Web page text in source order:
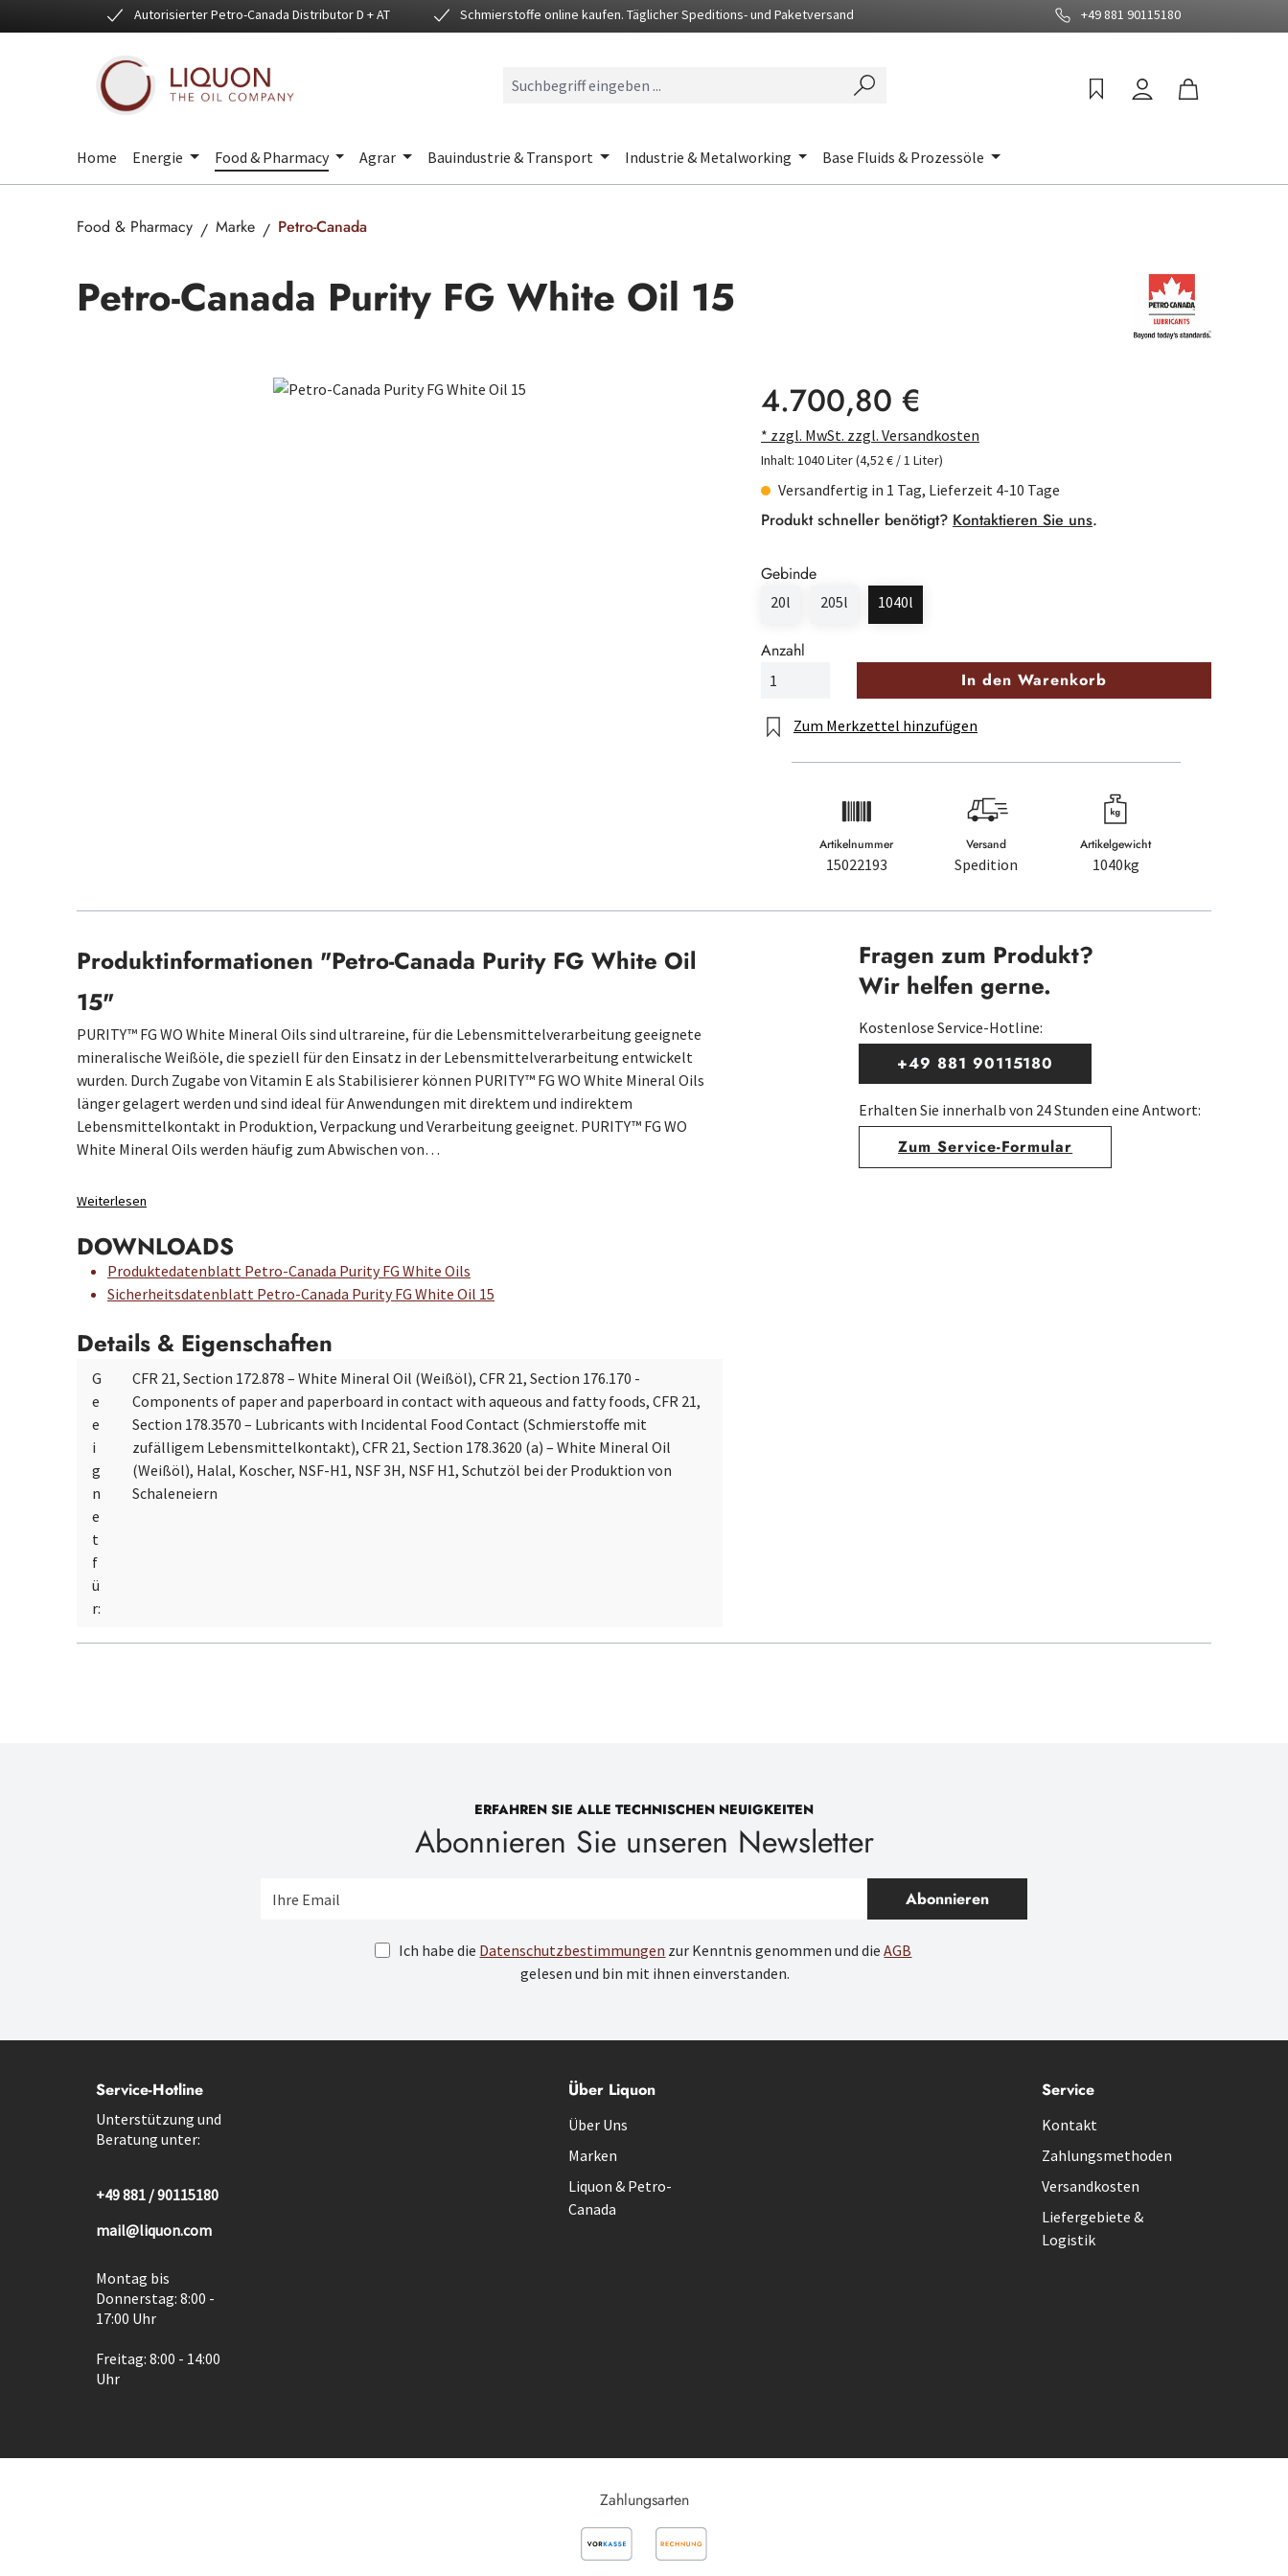
Hauptinhalt springen
Zur Suche springen
Zur Hauptnavigation springenAutorisierter Petro-Canada Distributor D + AT Schmierstoffe online kaufen. Täglicher Speditions- und Paketversand +49 881 90115180
Home Energie Food & Pharmacy Agrar Bauindustrie & Transport Industrie & Metalworking Base Fluids & Prozessöle
Food & Pharmacy Marke Petro-Canada
Petro-Canada Purity FG White Oil 15
Regulärer Preis:
4.700,80 €
* zzgl. MwSt. zzgl. Versandkosten
Inhalt: 1040 Liter(4,52 € / 1 Liter)
Versandfertig in 1 Tag, Lieferzeit 4-10 Tage
Produkt schneller benötigt? Kontaktieren Sie uns.
Gebinde
20l 205l 1040l
Anzahl
In den Warenkorb
Zum Merkzettel hinzufügen
Artikelnummer
15022193
Versand
Spedition
Artikelgewicht
1040kg
Produktinformationen "Petro-Canada Purity FG White Oil
15"
PURITY™ FG WO White Mineral Oils sind ultrareine, für die Lebensmittelverarbeitung geeignete
mineralische Weißöle, die speziell für den Einsatz in der Lebensmittelverarbeitung entwickelt
wurden. Durch Zugabe von Vitamin E als Stabilisierer können PURITY™ FG WO White Mineral Oils
länger gelagert werden und sind ideal für Anwendungen mit direktem und indirektem
Lebensmittelkontakt in Produktion, Verpackung und Verarbeitung geeignet. PURITY™ FG WO
White Mineral Oils werden häufig zum Abwischen von…
Weiterlesen
DOWNLOADS
Produktedatenblatt Petro-Canada Purity FG White Oils
Sicherheitsdatenblatt Petro-Canada Purity FG White Oil 15
Details & Eigenschaften
G
e
e
i
g
n
e
t
f
ü
r:
CFR 21, Section 172.878 – White Mineral Oil (Weißöl), CFR 21, Section 176.170 -
Components of paper and paperboard in contact with aqueous and fatty foods, CFR 21,
Section 178.3570 – Lubricants with Incidental Food Contact (Schmierstoffe mit
zufälligem Lebensmittelkontakt), CFR 21, Section 178.3620 (a) – White Mineral Oil
(Weißöl), Halal, Koscher, NSF-H1, NSF 3H, NSF H1, Schutzöl bei der Produktion von
Schaleneiern
Fragen zum Produkt?
Wir helfen gerne.
Kostenlose Service-Hotline:
+49 881 90115180
Erhalten Sie innerhalb von 24 Stunden eine Antwort:
Zum Service-Formular
ERFAHREN SIE ALLE TECHNISCHEN NEUIGKEITEN
Abonnieren Sie unseren Newsletter
Abonnieren
Ich habe die Datenschutzbestimmungen zur Kenntnis genommen und dieAGB
gelesen und bin mit ihnen einverstanden.
Service-Hotline
Unterstützung und
Beratung unter:
+49 881 / 90115180
mail@liquon.com
Montag bis
Donnerstag: 8:00 -
17:00 Uhr
Freitag: 8:00 - 14:00
Uhr
Über Liquon
Über Uns
Marken
Liquon & Petro-
Canada
Service
Kontakt
Zahlungsmethoden
Versandkosten
Liefergebiete &
Logistik
Zahlungsarten